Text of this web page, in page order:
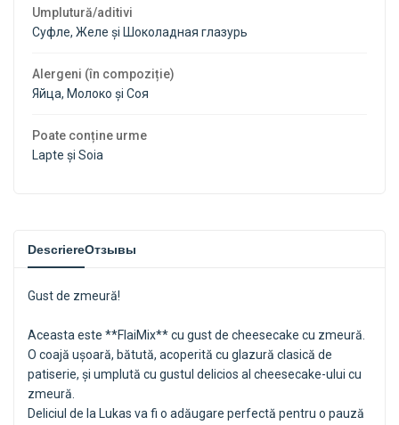
Umplutură/aditivi
Суфле, Желе și Шоколадная глазурь
Alergeni (în compoziție)
Яйца, Молоко și Соя
Poate conține urme
Lapte și Soia
DescriereОтзывы
Gust de zmeură!
Aceasta este **FlaiMix** cu gust de cheesecake cu zmeură.
O coajă ușoară, bătută, acoperită cu glazură clasică de
patiserie, și umplută cu gustul delicios al cheesecake-ului cu
zmeură.
Deliciul de la Lukas va fi o adăugare perfectă pentru o pauză